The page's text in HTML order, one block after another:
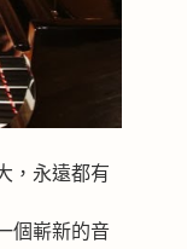
，永遠都有
個嶄新的音